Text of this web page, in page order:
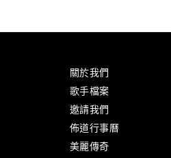
關於我們
歌手檔案
邀請我們
佈道行事曆
美麗傳奇